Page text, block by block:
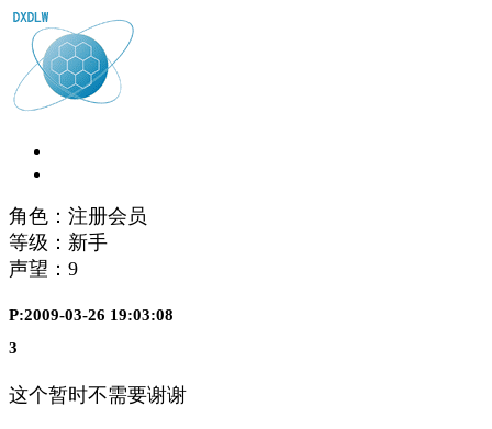
角色：注册会员
等级：新手
声望： 9
P:2009-03-26 19:03:08
3
这个暂时不需要谢谢